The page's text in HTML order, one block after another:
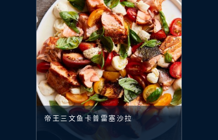
帝王三文鱼卡普雷塞沙拉